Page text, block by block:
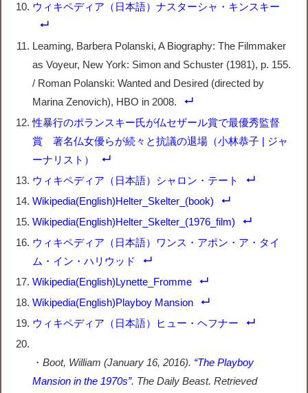
ウィキペディア（日本語）ナスターシャ・キンスキー
Leaming, Barbera Polanski, A Biography: The Filmmaker
as Voyeur, New York: Simon and Schuster (1981), p. 155.
/ Roman Polanski: Wanted and Desired (directed by
Marina Zenovich), HBO in 2008.
性暴行のポランスキー氏が仏セザール賞で最優秀監督
賞 著名仏女優らが続々と抗議の退場（小林恭子 | ジャ
ーナリスト）
ウィキペディア（日本語）シャロン・テート
Wikipedia(English)Helter_Skelter_(book)
Wikipedia(English)Helter_Skelter_(1976_film)
ウィキペディア（日本語）ワンス・アポン・ア・タイ
ム・イン・ハリウッド
Wikipedia(English)Lynette_Fromme
Wikipedia(English)Playboy Mansion
ウィキペディア（日本語）ヒュー・ヘフナー
・Boot, William (January 16, 2016). “The Playboy
Mansion in the 1970s”. The Daily Beast. Retrieved